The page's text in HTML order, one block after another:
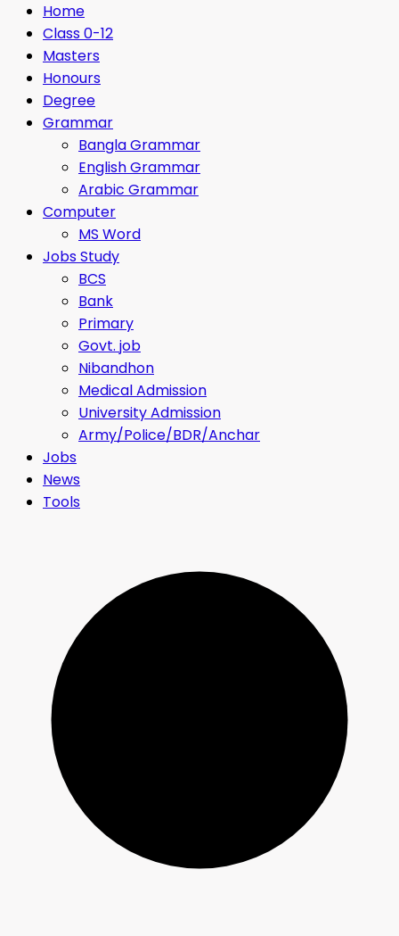
Home
Class 0-12
Masters
Honours
Degree
Grammar
Bangla Grammar
English Grammar
Arabic Grammar
Computer
MS Word
Jobs Study
BCS
Bank
Primary
Govt. job
Nibandhon
Medical Admission
University Admission
Army/Police/BDR/Anchar
Jobs
News
Tools